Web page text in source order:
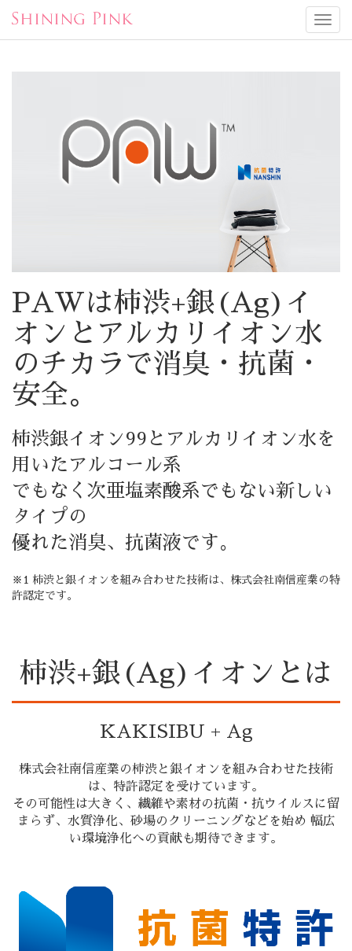
PAWは柿渋+銀(Ag)イ
オンとアルカリイオン水
のチカラで消臭・抗菌・
安全。
柿渋銀イオン99とアルカリイオン水を
用いたアルコール系
でもなく次亜塩素酸系でもない新しい
タイプの
優れた消臭、抗菌液です。
※1 柿渋と銀イオンを組み合わせた技術は、株式会社南信産業の特
許認定です。
柿渋+銀(Ag)イオンとは
KAKISIBU + Ag
株式会社南信産業の柿渋と銀イオンを組み合わせた技術
は、特許認定を受けています。
その可能性は大きく、繊維や素材の抗菌・抗ウイルスに留
まらず、水質浄化、砂場のクリーニングなどを始め 幅広
い環境浄化への貢献も期待できます。